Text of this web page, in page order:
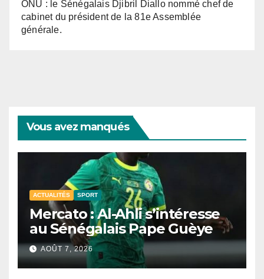
ONU : le Sénégalais Djibril Diallo nommé chef de
cabinet du président de la 81e Assemblée
générale.
Vous avez manqués
ACTUALITÉS SPORT
Mercato : Al-Ahli s’intéresse
au Sénégalais Pape Guèye
AOÛT 7, 2026